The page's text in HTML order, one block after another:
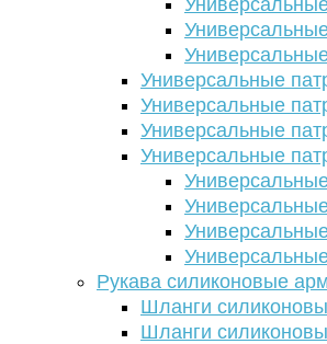
Универсальные
Универсальные
Универсальные
Универсальные
Рукава силиконовые
Шланги
Шланги